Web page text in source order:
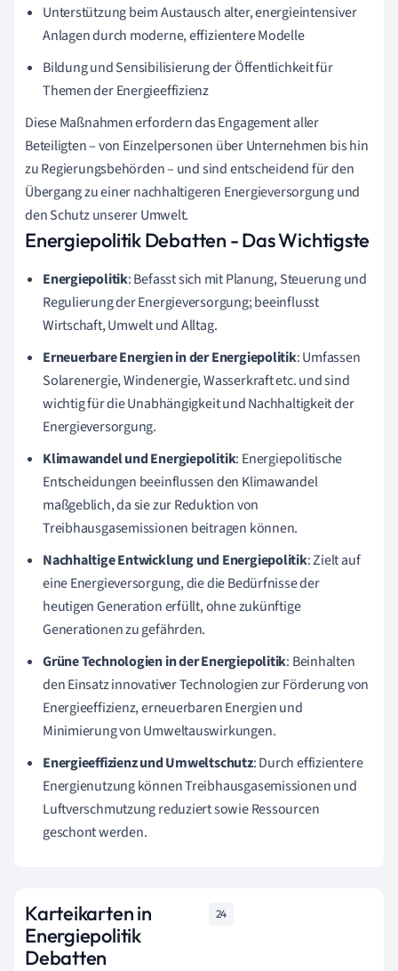
Unterstützung beim Austausch alter, energieintensiver
Anlagen durch moderne, effizientere Modelle
Bildung und Sensibilisierung der Öffentlichkeit für
Themen der Energieeffizienz
Diese Maßnahmen erfordern das Engagement aller
Beteiligten – von Einzelpersonen über Unternehmen bis hin
zu Regierungsbehörden – und sind entscheidend für den
Übergang zu einer nachhaltigeren Energieversorgung und
den Schutz unserer Umwelt.
Energiepolitik Debatten - Das Wichtigste
Energiepolitik: Befasst sich mit Planung, Steuerung und
Regulierung der Energieversorgung; beeinflusst
Wirtschaft, Umwelt und Alltag.
Erneuerbare Energien in der Energiepolitik: Umfassen
Solarenergie, Windenergie, Wasserkraft etc. und sind
wichtig für die Unabhängigkeit und Nachhaltigkeit der
Energieversorgung.
Klimawandel und Energiepolitik: Energiepolitische
Entscheidungen beeinflussen den Klimawandel
maßgeblich, da sie zur Reduktion von
Treibhausgasemissionen beitragen können.
Nachhaltige Entwicklung und Energiepolitik: Zielt auf
eine Energieversorgung, die die Bedürfnisse der
heutigen Generation erfüllt, ohne zukünftige
Generationen zu gefährden.
Grüne Technologien in der Energiepolitik: Beinhalten
den Einsatz innovativer Technologien zur Förderung von
Energieeffizienz, erneuerbaren Energien und
Minimierung von Umweltauswirkungen.
Energieeffizienz und Umweltschutz: Durch effizientere
Energienutzung können Treibhausgasemissionen und
Luftverschmutzung reduziert sowie Ressourcen
geschont werden.
Karteikarten in
Energiepolitik
Debatten
24